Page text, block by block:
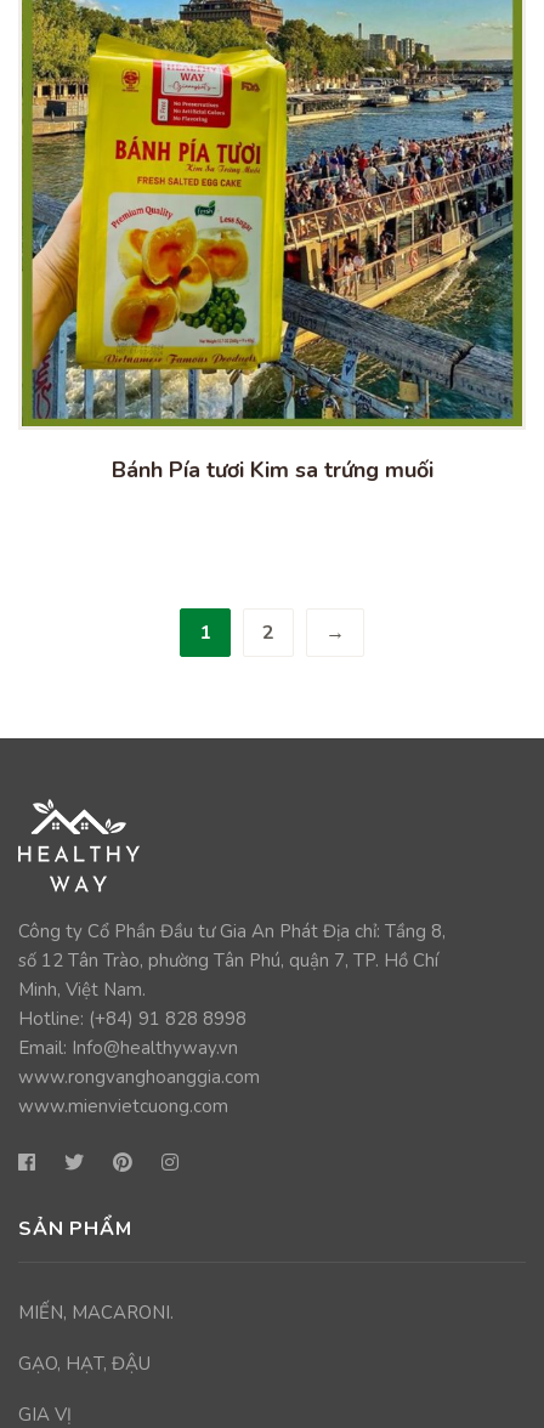
Bánh Pía tươi Kim sa trứng muối
1 2 →
Công ty Cổ Phần Đầu tư Gia An Phát Địa chỉ: Tầng 8,
số 12 Tân Trào, phường Tân Phú, quận 7, TP. Hồ Chí
Minh, Việt Nam.
Hotline: (+84) 91 828 8998
Email: Info@healthyway.vn
www.rongvanghoanggia.com
www.mienvietcuong.com
SẢN PHẨM
MIẾN, MACARONI.
GẠO, HẠT, ĐẬU
GIA VỊ